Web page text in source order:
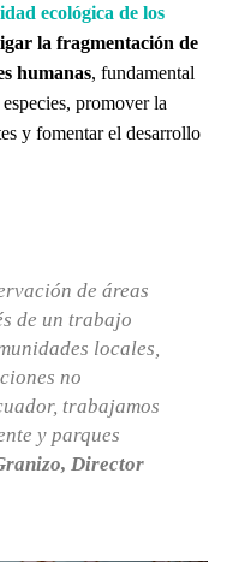
ecológica de los
la fragmentación de
humanas, fundamental
promover la
y fomentar el desarrollo
de áreas
de un trabajo
locales,
no
trabajamos
y parques
Director